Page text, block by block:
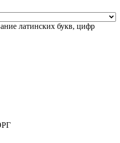
латинских букв, цифр